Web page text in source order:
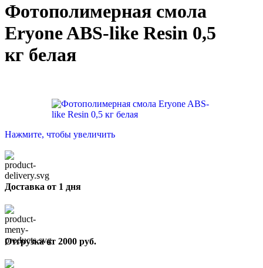
Фотополимерная смола
Eryone ABS-like Resin 0,5
кг белая
Нажмите, чтобы увеличить
Доставка от 1 дня
Отгрузка от 2000 руб.